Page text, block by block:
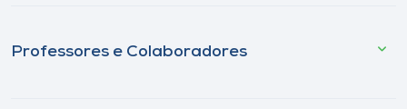
Professores e Colaboradores